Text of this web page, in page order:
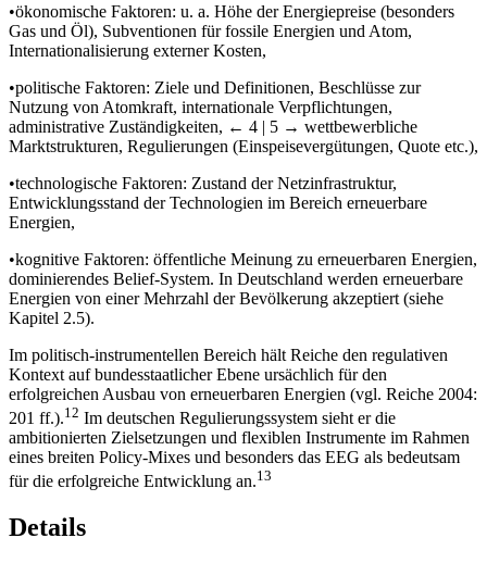
•ökonomische Faktoren: u. a. Höhe der Energiepreise (besonders
Gas und Öl), Subventionen für fossile Energien und Atom,
Internationalisierung externer Kosten,
•politische Faktoren: Ziele und Definitionen, Beschlüsse zur
Nutzung von Atomkraft, internationale Verpflichtungen,
administrative Zuständigkeiten, ← 4 | 5 → wettbewerbliche
Marktstrukturen, Regulierungen (Einspeisevergütungen, Quote etc.),
•technologische Faktoren: Zustand der Netzinfrastruktur,
Entwicklungsstand der Technologien im Bereich erneuerbare
Energien,
•kognitive Faktoren: öffentliche Meinung zu erneuerbaren Energien,
dominierendes Belief-System. In Deutschland werden erneuerbare
Energien von einer Mehrzahl der Bevölkerung akzeptiert (siehe
Kapitel 2.5).
Im politisch-instrumentellen Bereich hält Reiche den regulativen
Kontext auf bundesstaatlicher Ebene ursächlich für den
erfolgreichen Ausbau von erneuerbaren Energien (vgl. Reiche 2004:
201 ff.).12 Im deutschen Regulierungssystem sieht er die
ambitionierten Zielsetzungen und flexiblen Instrumente im Rahmen
eines breiten Policy-Mixes und besonders das EEG als bedeutsam
für die erfolgreiche Entwicklung an.13
Details